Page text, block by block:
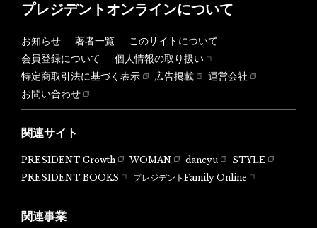
プレジデントオンラインについて
お知らせ 著者一覧
このサイトについて
会員登録について
個人情報の取り扱い
特定商取引法に基づく表示
広告掲載
運営会社
お問い合わせ
関連サイト
PRESIDENT Growth WOMAN dancyu
STYLE
PRESIDENT BOOKS
プレジデントFamily Online
関連事業